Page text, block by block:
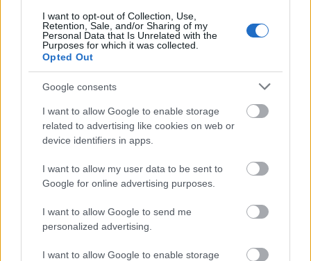
I want to opt-out of Collection, Use,
Retention, Sale, and/or Sharing of my
Personal Data that Is Unrelated with the
Purposes for which it was collected.
Opted Out
Google consents
I want to allow Google to enable storage
related to advertising like cookies on web or
device identifiers in apps.
I want to allow my user data to be sent to
Google for online advertising purposes.
I want to allow Google to send me
personalized advertising.
I want to allow Google to enable storage
mérföldköve a felülvizsgálat
árnyékában?
Elkészült a Liszt Ferenc repülőtér
közelében lévő logisztikai bázis út- és
Látlelet a hazai víziközművekről?
Egyetlen, fél évszázados vezetéken
múlt Bicske vízellátása